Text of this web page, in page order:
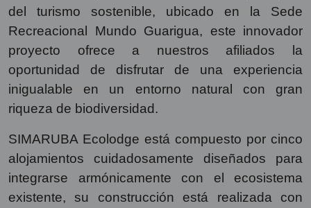
del turismo sostenible, ubicado en la Sede
Recreacional Mundo Guarigua, este innovador
proyecto ofrece a nuestros afiliados la
oportunidad de disfrutar de una experiencia
inigualable en un entorno natural con gran
riqueza de biodiversidad.
SIMARUBA Ecolodge está compuesto por cinco
alojamientos cuidadosamente diseñados para
integrarse armónicamente con el ecosistema
existente, su construcción está realizada con